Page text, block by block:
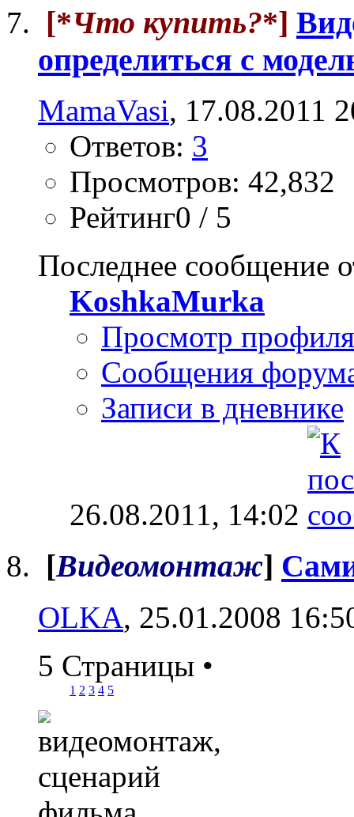
[*Что купить?*]
определиться с
MamaVasi, 17.08.2011
Ответов: 3
Просмотров: 42,832
Рейтинг0 / 5
Последнее сообщение
KoshkaMurka
Просмотр профиля
Сообщения
Записи в дневнике
26.08.2011, 14:02
[Видеомонтаж]
OLKA, 25.01.2008
5 Страницы •
1 2 3 4 5